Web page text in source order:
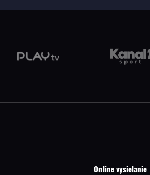
Online vysielanie